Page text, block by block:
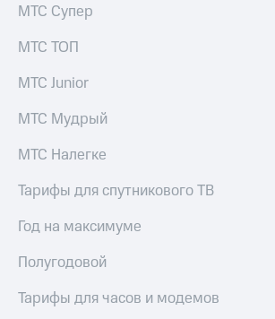
Описание
Уведомление
погашении
облигаций
Другое
Реквизиты
Контакты
развитие
деловая этика
На главную
МТС Супер
МТС ТОП
МТС Junior
МТС Мудрый
МТС Налегке
Тарифы для спутникового ТВ
Год на максимуме
Полугодовой
Тарифы для часов и модемов